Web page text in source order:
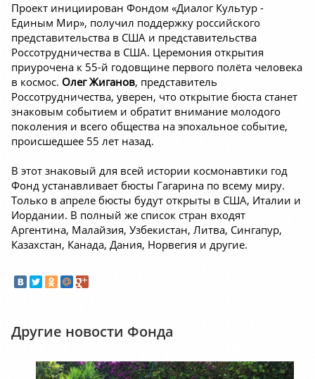
Проект инициирован Фондом «Диалог Культур -
Единым Мир», получил поддержку российского
представительства в США и представительства
Россотрудничества в США. Церемония открытия
приурочена к 55-й годовщине первого полёта человека
в космос. Олег Жиганов, представитель
Россотрудничества, уверен, что открытие бюста станет
знаковым событием и обратит внимание молодого
поколения и всего общества на эпохальное событие,
происшедшее 55 лет назад.
В этот знаковый для всей истории космонавтики год
Фонд устанавливает бюсты Гагарина по всему миру.
Только в апреле бюсты будут открыты в США, Италии и
Иордании. В полный же список стран входят
Аргентина, Малайзия, Узбекистан, Литва, Сингапур,
Казахстан, Канада, Дания, Норвегия и другие.
Другие новости Фонда